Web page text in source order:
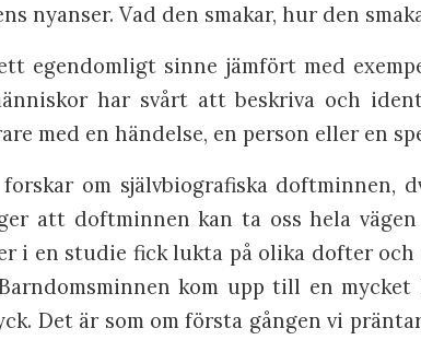
nyanser. Vad den smakar, hur den
egendomligt sinne jämfört med
har svårt att beskriva och
med en händelse, en person eller en
om självbiografiska doftminnen,
att doftminnen kan ta oss hela
i en studie fick lukta på olika dofter
kom upp till en
Det är som om första gången vi